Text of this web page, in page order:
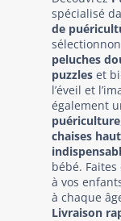
spécialisé
de
peluches
puzzles et
l’éveil et
également
puériculture
chaises
bébé.
à vos
à chaque
Livraison